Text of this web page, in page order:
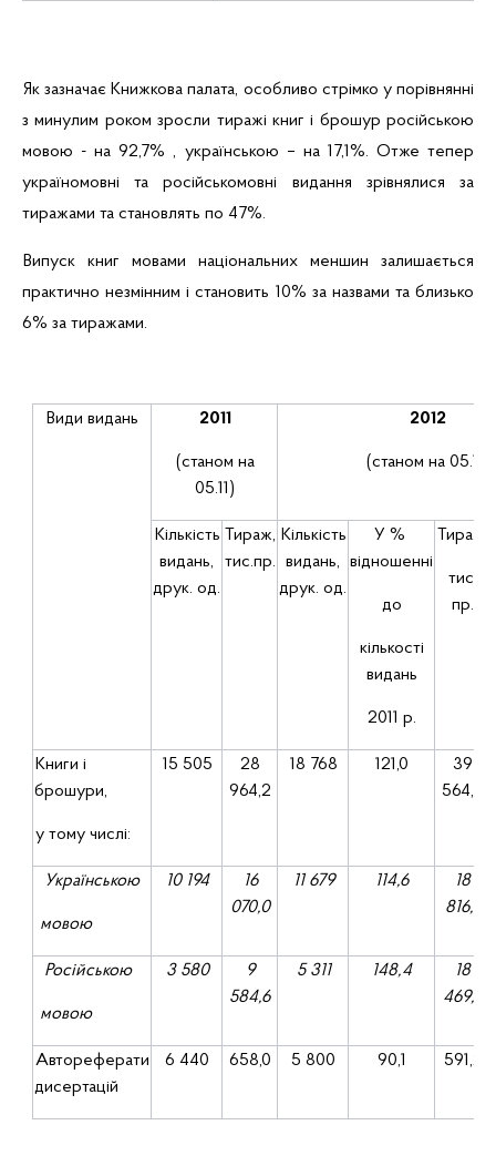
Як зазначає Книжкова палата, особливо стрімко у порівнянні
з минулим роком зросли тиражі книг і брошур російською
мовою - на 92,7% , українською – на 17,1%. Отже тепер
україномовні та російськомовні видання зрівнялися за
тиражами та становлять по 47%.
Випуск книг мовами національних меншин залишається
практично незмінним і становить 10% за назвами та близько
6% за тиражами.
Види видань 2011
(станом на
05.11)
2012
(станом на 05.11)
Кількість
видань,
друк. од.
Тираж,
тис.пр.
Кількість
видань,
друк. од.
У %
відношенні
до
кількості
видань
2011 р.
Тираж,
тис.
пр.
Книги і
брошури,
у тому числі:
15 505
28
964,2
18 768 121,0
39
564,8
Українською
мовою
10 194
16
070,0
11 679 114,6
18
816,1
Російською
мовою
3 580
9
584,6
5 311 148,4
18
469,6
Автореферати
дисертацій
6 440 658,0 5 800 90,1 591,2